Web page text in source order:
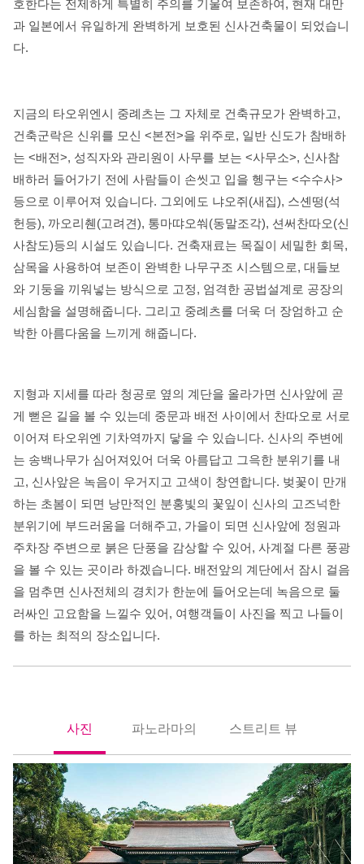
호한다는 전제하게 특별히 주의를 기울여 보존하여, 현재 대만
과 일본에서 유일하게 완벽하게 보호된 신사건축물이 되었습니
다.
지금의 타오위엔시 중례츠는 그 자체로 건축규모가 완벽하고,
건축군락은 신위를 모신 <본전>을 위주로, 일반 신도가 참배하
는 <배전>, 성직자와 관리원이 사무를 보는 <사무소>, 신사참
배하러 들어가기 전에 사람들이 손씻고 입을 헹구는 <수수사>
등으로 이루어져 있습니다. 그외에도 냐오쥐(새집), 스셴떵(석
헌등), 까오리췐(고려견), 통마땨오쒀(동말조각), 션써찬따오(신
사참도)등의 시설도 있습니다. 건축재료는 목질이 세밀한 회목,
삼목을 사용하여 보존이 완벽한 나무구조 시스템으로, 대들보
와 기둥을 끼워넣는 방식으로 고정, 엄격한 공법설계로 공장의
세심함을 설명해줍니다. 그리고 중례츠를 더욱 더 장엄하고 순
박한 아름다움을 느끼게 해줍니다.
지형과 지세를 따라 청공로 옆의 계단을 올라가면 신사앞에 곧
게 뻗은 길을 볼 수 있는데 중문과 배전 사이에서 찬따오로 서로
이어져 타오위엔 기차역까지 닿을 수 있습니다. 신사의 주변에
는 송백나무가 심어져있어 더욱 아름답고 그윽한 분위기를 내
고, 신사앞은 녹음이 우거지고 고색이 창연합니다. 벚꽃이 만개
하는 초봄이 되면 낭만적인 분홍빛의 꽃잎이 신사의 고즈넉한
분위기에 부드러움을 더해주고, 가을이 되면 신사앞에 정원과
주차장 주변으로 붉은 단풍을 감상할 수 있어, 사계절 다른 풍광
을 볼 수 있는 곳이라 하겠습니다. 배전앞의 계단에서 잠시 걸음
을 멈추면 신사전체의 경치가 한눈에 들어오는데 녹음으로 둘
러싸인 고요함을 느낄수 있어, 여행객들이 사진을 찍고 나들이
를 하는 최적의 장소입니다.
照片
사진 全景
파노라마의 街景
스트리트 뷰